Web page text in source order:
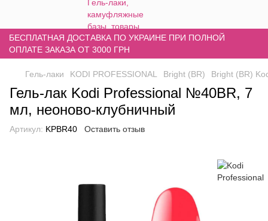
БЕСПЛАТНАЯ ДОСТАВКА ПО УКРАИНЕ ПРИ ПОЛНОЙ
ОПЛАТЕ ЗАКАЗА ОТ 3000 ГРН
Гель-лаки KODI PROFESSIONAL Bright (BR) Bright (BR)
Гель-лак Kodi Professional №40BR, 7
мл, неоново-клубничный
Артикул: KPBR40 Оставить отзыв